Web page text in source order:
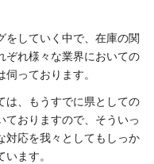
をしていく中で、在庫の関
ぞれ様々な業界においての
っております。
は、もうすでに県としての
ておりますので、そういっ
対応を我々としてもしっか
ます。